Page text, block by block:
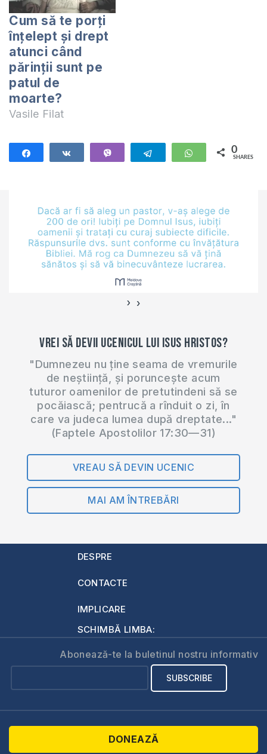
Dar aş vrea să te
întreb: cînd ultima
dată te-ai uitat în
ochii…
Cum să te porţi
înţelept şi drept
atunci când
părinţii sunt pe
patul de
moarte?
Vasile Filat
Telegram WhatsApp
0
SHARES
‹ ›
Vrei să devii ucenicul lui Isus Hristos?
"Dumnezeu nu ține seama de vremurile
de neștiință, și poruncește acum
tuturor oamenilor de pretutindeni să se
pocăiască; pentrucă a rînduit o zi, în
care va judeca lumea după dreptate..."
(Faptele Apostolilor 17:30—31)
VREAU SĂ DEVIN UCENIC
MAI AM ÎNTREBĂRI
DESPRE
CONTACTE
IMPLICARE
SCHIMBĂ LIMBA:
Abonează-te la buletinul nostru informativ
DONEAZĂ